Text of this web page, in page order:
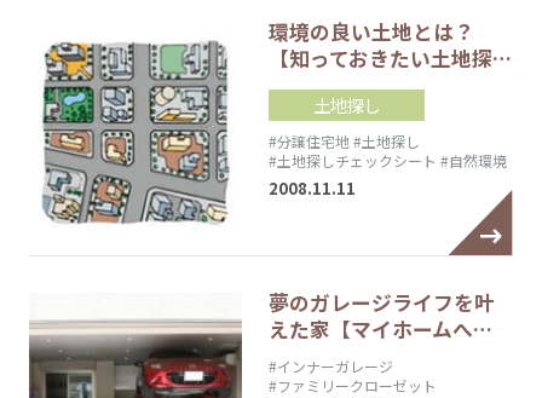
環境の良い土地とは？
【知っておきたい土地探…
土地探し
#分譲住宅地#土地探し
#土地探しチェックシート #自然環境
2008.11.11
夢のガレージライフを叶
えた家【マイホームへ…
#インナーガレージ
#ファミリークローゼット